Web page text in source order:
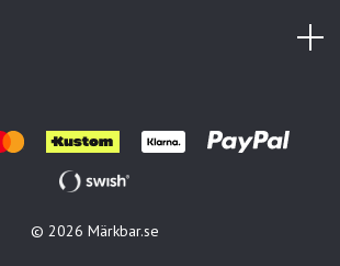
© 2026 Märkbar.se